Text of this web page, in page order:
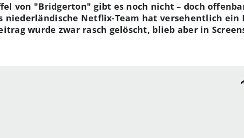
von "Bridgerton" gibt es noch nicht – doch
niederländische Netflix-Team hat versehentlich ein
wurde zwar rasch gelöscht, blieb aber in